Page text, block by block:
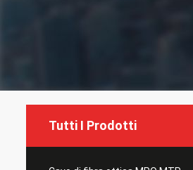
Tutti I Prodotti